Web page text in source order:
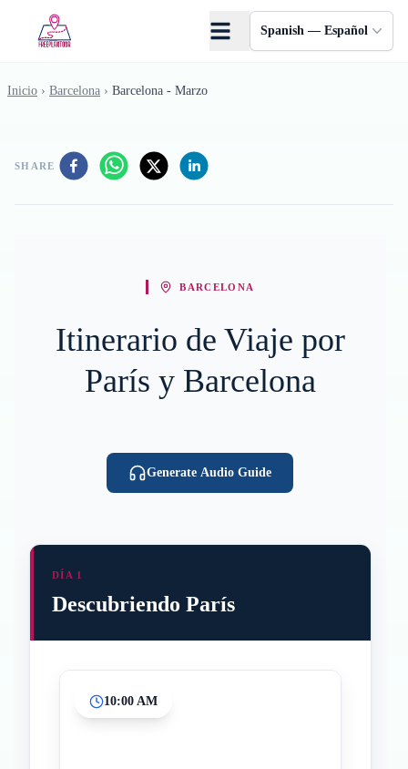
Spanish — Español
Inicio › Barcelona › Barcelona - Marzo
SHARE
BARCELONA
Itinerario de Viaje por
París y Barcelona
Generate Audio Guide
DÍA 1
Descubriendo París
10:00 AM